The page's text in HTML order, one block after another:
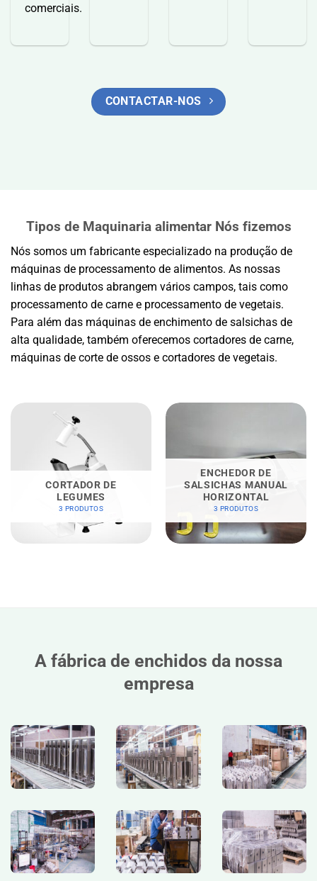
comerciais.
CONTACTAR-NOS
Tipos de Maquinaria alimentar Nós fizemos
Nós somos um fabricante especializado na produção de
máquinas de processamento de alimentos. As nossas
linhas de produtos abrangem vários campos, tais como
processamento de carne e processamento de vegetais.
Para além das máquinas de enchimento de salsichas de
alta qualidade, também oferecemos cortadores de carne,
máquinas de corte de ossos e cortadores de vegetais.
CORTADOR DE
LEGUMES
3 PRODUTOS
ENCHEDOR DE
SALSICHAS MANUAL
HORIZONTAL
3 PRODUTOS
A fábrica de enchidos da nossa
empresa